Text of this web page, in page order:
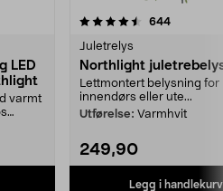
LED
varmt
644
Juletrelys
Northlight
Lettmontert belysning for
innendørs eller ute...
Utførelse: Varmhvit
249,90
Legg i handlekurv
3.5 av 5 stjerner